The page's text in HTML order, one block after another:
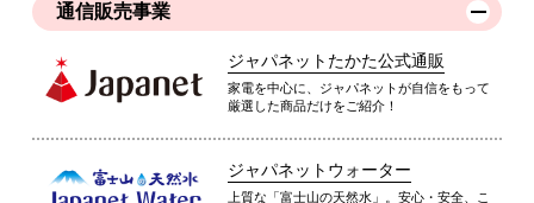
通信販売事業
ジャパネットたかた公式通販
家電を中心に、ジャパネットが自信をもって
厳選した商品だけをご紹介！
ジャパネットウォーター
上質な「富士山の天然水」。安心・安全、こ